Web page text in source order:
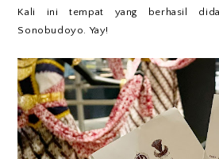
Kali ini tempat yang berhasil
Sonobudoyo. Yay!